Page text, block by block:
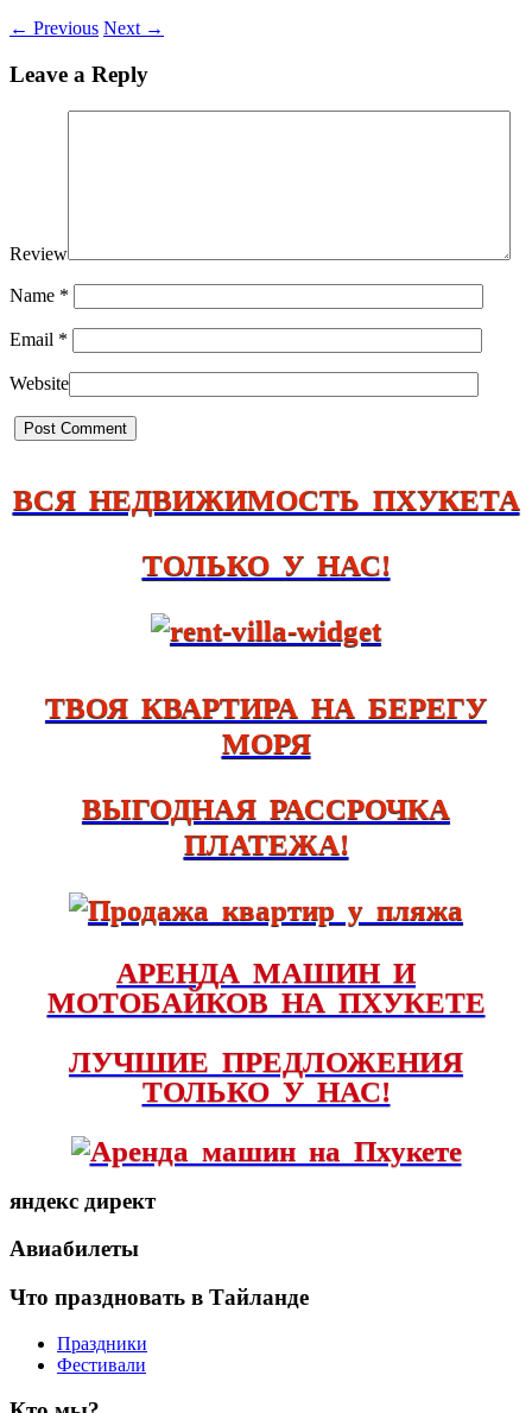
← Previous Next →
Leave a Reply
Review
Name *
Email *
Website
ВСЯ НЕДВИЖИМОСТЬ ПХУКЕТА
ТОЛЬКО У НАС!
ТВОЯ КВАРТИРА НА БЕРЕГУ
МОРЯ
ВЫГОДНАЯ РАССРОЧКА
ПЛАТЕЖА!
АРЕНДА МАШИН И
МОТОБАЙКОВ НА ПХУКЕТЕ
ЛУЧШИЕ ПРЕДЛОЖЕНИЯ
ТОЛЬКО У НАС!
яндекс директ
Авиабилеты
Что праздновать в Тайланде
Праздники
Фестивали